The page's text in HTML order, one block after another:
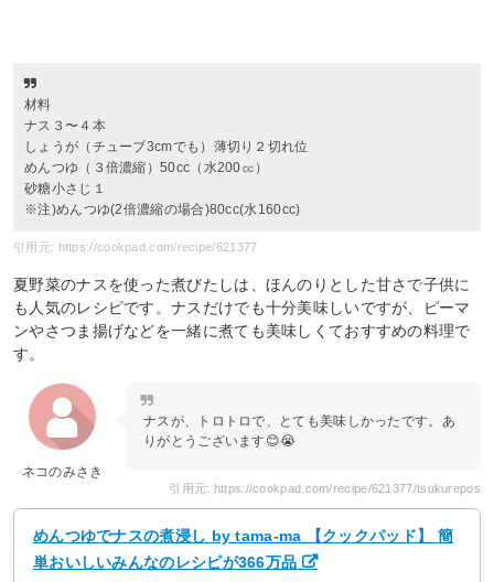
材料
ナス３〜４本
しょうが（チューブ3cmでも）薄切り２切れ位
めんつゆ（３倍濃縮）50cc（水200㏄）
砂糖小さじ１
※注)めんつゆ(2倍濃縮の場合)80cc(水160cc)
引用元: https://cookpad.com/recipe/621377
夏野菜のナスを使った煮びたしは、ほんのりとした甘さで子供に
も人気のレシピです。ナスだけでも十分美味しいですが、ピーマ
ンやさつま揚げなどを一緒に煮ても美味しくておすすめの料理で
す。
ネコのみさき
ナスが、トロトロで、とても美味しかったです。あ
りがとうございます😊😭
引用元: https://cookpad.com/recipe/621377/tsukurepos
めんつゆでナスの煮浸し by tama-ma 【クックパッド】 簡
単おいしいみんなのレシピが366万品